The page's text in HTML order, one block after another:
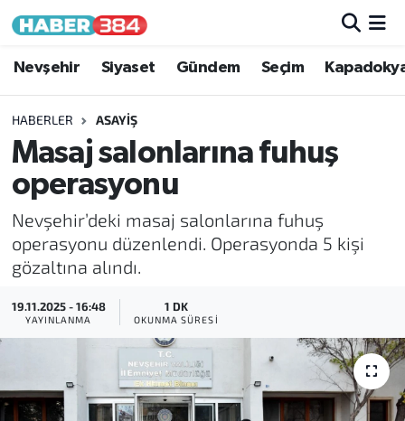
Nevşehir Siyaset Gündem Seçim
HABERLER ASAYIŞ
Masaj salonlarına fuhuş
operasyonu
Nevşehir’deki masaj salonlarına fuhuş
operasyonu düzenlendi. Operasyonda 5 kişi
gözaltına alındı.
19.11.2025 - 16:48
YAYINLANMA
1 DK
OKUNMA SÜRESI
Nöbetçi Eczaneler
Hava Durumu
Trafik Durumu
Tüm Manşetler
Son Dakika Haberleri
Haber Arşivi